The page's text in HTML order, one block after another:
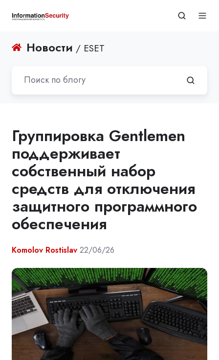
Новости / ESET
Группировка Gentlemen
поддерживает
собственный набор
средств для отключения
защитного программного
обеспечения
Komolov Rostislav 22/06/26